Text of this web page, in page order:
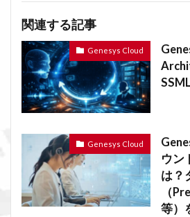
関連する記事
Genesys Cloud
Genesys Cloud
ウン
は？
（
等）